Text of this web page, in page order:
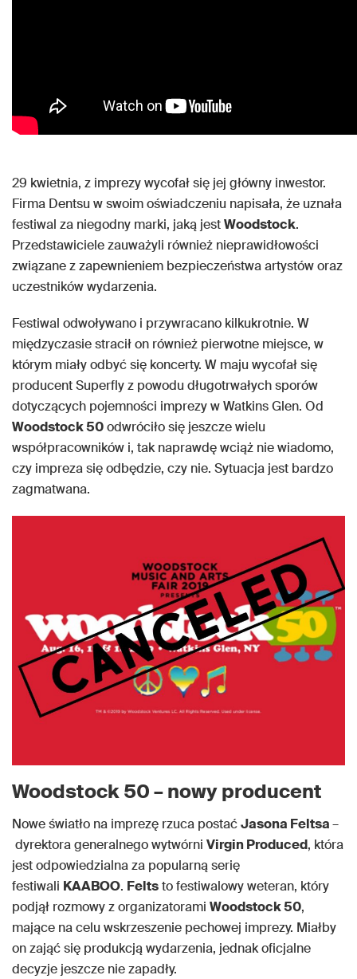
29 kwietnia, z imprezy wycofał się jej główny inwestor.
Firma Dentsu w swoim oświadczeniu napisała, że uznała
festiwal za niegodny marki, jaką jestWoodstock.
Przedstawiciele zauważyli również nieprawidłowości
związane z zapewnieniem bezpieczeństwa artystów oraz
uczestników wydarzenia.
Festiwal odwoływano i przywracano kilkukrotnie. W
międzyczasie stracił on również pierwotne miejsce, w
którym miały odbyć się koncerty. W maju wycofał się
producent Superfly z powodu długotrwałych sporów
dotyczących pojemności imprezy w Watkins Glen. Od
Woodstock 50odwróciło się jeszcze wielu
współpracowników i, tak naprawdę wciąż nie wiadomo,
czy impreza się odbędzie, czy nie. Sytuacja jest bardzo
zagmatwana.
Woodstock 50 – nowy producent
Nowe światło na imprezę rzuca postaćJasona Feltsa–
dyrektora generalnego wytwórni Virgin Produced, która
jest odpowiedzialna za popularną serię
festiwali KAABOO. Feltsto festiwalowy weteran, który
podjął rozmowy z organizatorami Woodstock 50,
mające na celu wskrzeszenie pechowej imprezy. Miałby
on zająć się produkcją wydarzenia, jednak oficjalne
decyzje jeszcze nie zapadły.